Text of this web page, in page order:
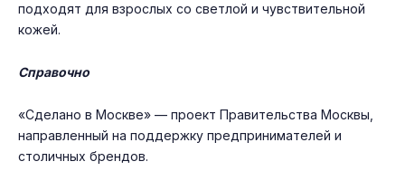
подходят для взрослых со светлой и чувствительной
кожей.
Справочно
«Сделано в Москве» — проект Правительства Москвы,
направленный на поддержку предпринимателей и
столичных брендов.